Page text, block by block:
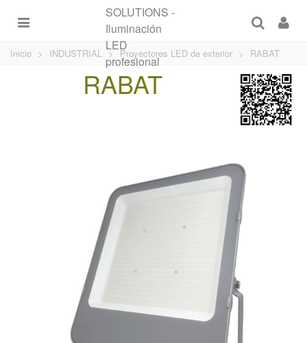
Inicio > INDUSTRIAL > Proyectores LED de exterior > RABAT
RABAT